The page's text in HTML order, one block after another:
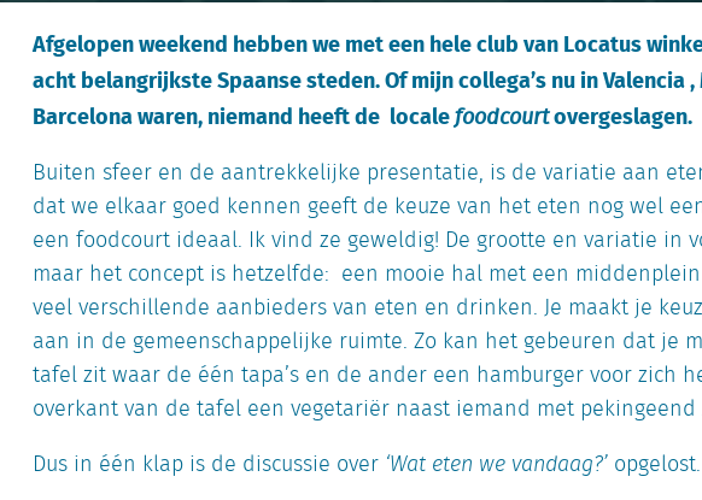
Afgelopen weekend hebben we met een hele club van Locatus
acht belangrijkste Spaanse steden. Of mijn collega’s nu in Valencia
Barcelona waren, niemand heeft de localefoodcourtovergeslagen.
Buiten sfeer en de aantrekkelijke presentatie, is de variatie aan
dat we elkaar goed kennen geeft de keuze van het eten nog wel
een foodcourt ideaal. Ik vind ze geweldig! De grootte en variatie in
maar het concept is hetzelfde: een mooie hal met een
veel verschillende aanbieders van eten en drinken. Je maakt je
aan in de gemeenschappelijke ruimte. Zo kan het gebeuren dat je
tafel zit waar de één tapa’s en de ander een hamburger voor zich
overkant van de tafel een vegetariër naast iemand met pekingeend
Dus in één klap is de discussie over ‘Wat eten we vandaag?’ opgelost.